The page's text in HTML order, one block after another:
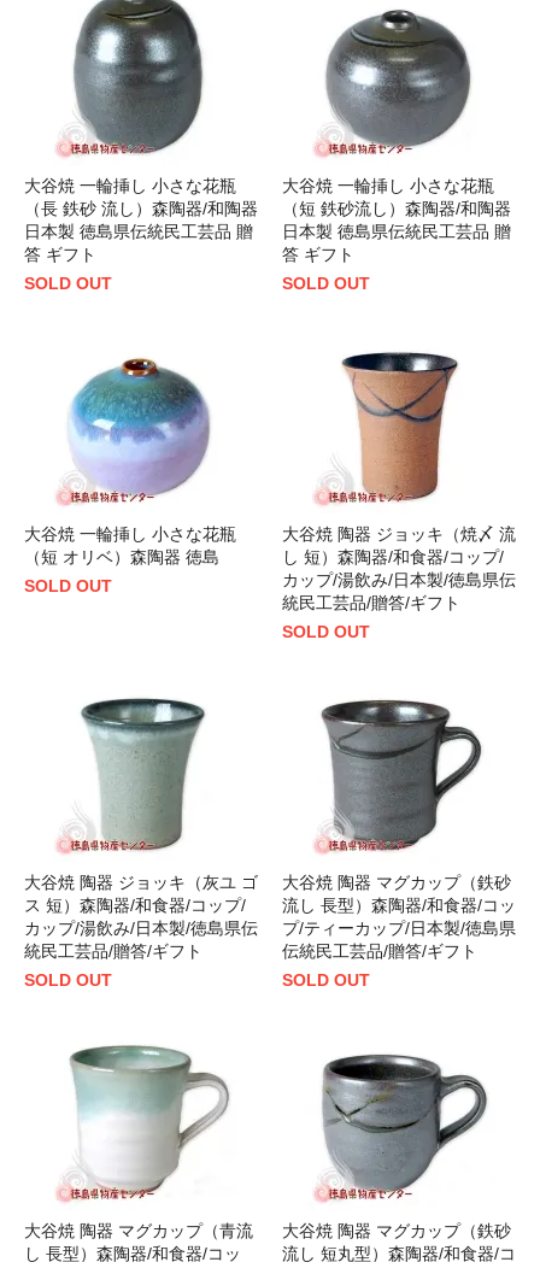
大谷焼 一輪挿し 小さな花瓶
（長 鉄砂 流し）森陶器/和陶器
日本製 徳島県伝統民工芸品 贈
答 ギフト
SOLD OUT
大谷焼 一輪挿し 小さな花瓶
（短 鉄砂流し）森陶器/和陶器
日本製 徳島県伝統民工芸品 贈
答 ギフト
SOLD OUT
大谷焼 一輪挿し 小さな花瓶
（短 オリベ）森陶器 徳島
SOLD OUT
大谷焼 陶器 ジョッキ（焼〆 流
し 短）森陶器/和食器/コップ/
カップ/湯飲み/日本製/徳島県伝
統民工芸品/贈答/ギフト
SOLD OUT
大谷焼 陶器 ジョッキ（灰ユ ゴ
ス 短）森陶器/和食器/コップ/
カップ/湯飲み/日本製/徳島県伝
統民工芸品/贈答/ギフト
SOLD OUT
大谷焼 陶器 マグカップ（鉄砂
流し 長型）森陶器/和食器/コッ
プ/ティーカップ/日本製/徳島県
伝統民工芸品/贈答/ギフト
SOLD OUT
大谷焼 陶器 マグカップ（青流
し 長型）森陶器/和食器/コッ
大谷焼 陶器 マグカップ（鉄砂
流し 短丸型）森陶器/和食器/コ